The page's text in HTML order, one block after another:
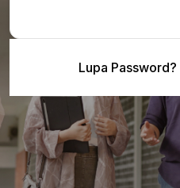
Lupa Password?